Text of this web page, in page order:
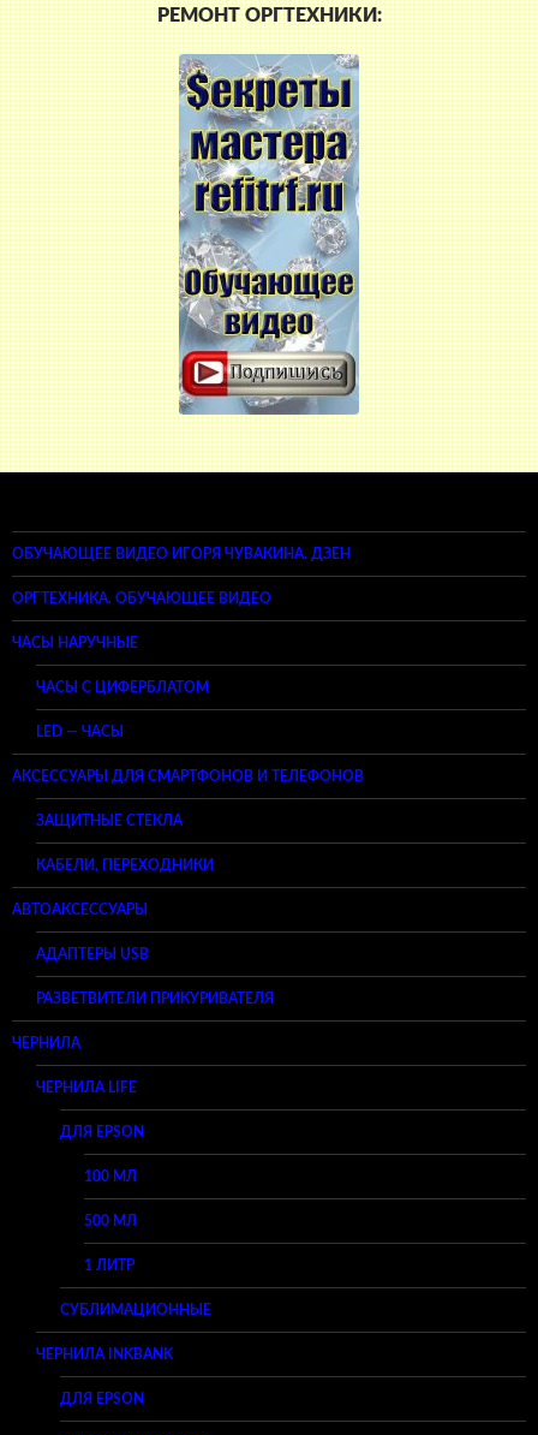
РЕМОНТ ОРГТЕХНИКИ:
ОБУЧАЮЩЕЕ ВИДЕО ИГОРЯ ЧУВАКИНА. ДЗЕН
ОРГТЕХНИКА. ОБУЧАЮЩЕЕ ВИДЕО
ЧАСЫ НАРУЧНЫЕ
ЧАСЫ С ЦИФЕРБЛАТОМ
LED — ЧАСЫ
АКСЕССУАРЫ ДЛЯ СМАРТФОНОВ И ТЕЛЕФОНОВ
ЗАЩИТНЫЕ СТЕКЛА
КАБЕЛИ, ПЕРЕХОДНИКИ
АВТОАКСЕССУАРЫ
АДАПТЕРЫ USB
РАЗВЕТВИТЕЛИ ПРИКУРИВАТЕЛЯ
ЧЕРНИЛА
ЧЕРНИЛА LIFE
ДЛЯ EPSON
100 МЛ
500 МЛ
1 ЛИТР
СУБЛИМАЦИОННЫЕ
ЧЕРНИЛА INKBANK
ДЛЯ EPSON